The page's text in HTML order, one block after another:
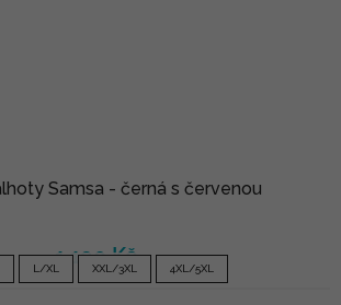
Samsa - černá s červenou
1 190 Kč
L/XL XXL/3XL 4XL/5XL